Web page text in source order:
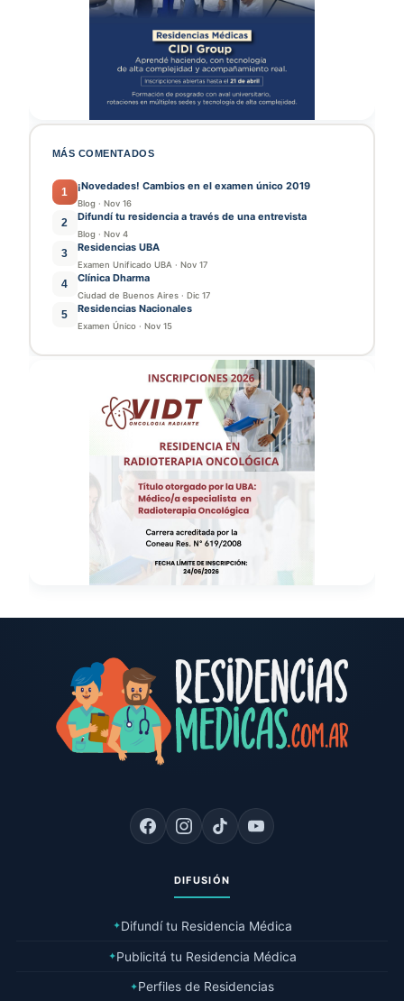
MÁS COMENTADOS
1 ¡Novedades! Cambios en el examen único 2019
Blog · Nov 16
2 Difundí tu residencia a través de una entrevista
Blog · Nov 4
3 Residencias UBA
Examen Unificado UBA · Nov 17
4 Clínica Dharma
Ciudad de Buenos Aires · Dic 17
5 Residencias Nacionales
Examen Único · Nov 15
DIFUSIÓN
✦Difundí tu Residencia Médica
✦Publicitá tu Residencia Médica
✦Perfiles de Residencias